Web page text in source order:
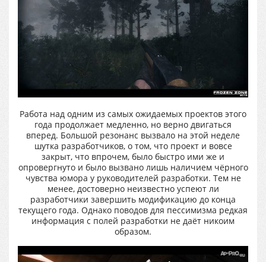
Работа над одним из самых ожидаемых проектов этого
года продолжает медленно, но верно двигаться
вперед. Большой резонанс вызвало на этой неделе
шутка разработчиков, о том, что проект и вовсе
закрыт, что впрочем, было быстро ими же и
опровергнуто и было вызвано лишь наличием чёрного
чувства юмора у руководителей разработки. Тем не
менее, достоверно неизвестно успеют ли
разработчики завершить модификацию до конца
текущего года. Однако поводов для пессимизма редкая
информация с полей разработки не даёт никоим
образом.